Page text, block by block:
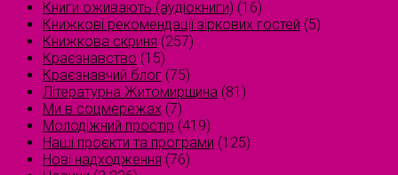
Книги оживають (аудіокниги) (16)
Книжкові рекомендації зіркових гостей (5)
Книжкова скриня (257)
Краєзнавство (15)
Краєзнавчий блог (75)
Літературна Житомирщина (81)
Ми в соцмережах (7)
Молодіжний простір (419)
Наші проєкти та програми (125)
Нові надходження (76)